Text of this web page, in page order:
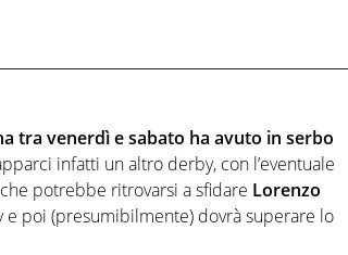
tra venerdì e sabato ha avuto in serbo
infatti un altro derby, con l’eventuale
che potrebbe ritrovarsi a sfidare Lorenzo
poi (presumibilmente) dovrà superare lo